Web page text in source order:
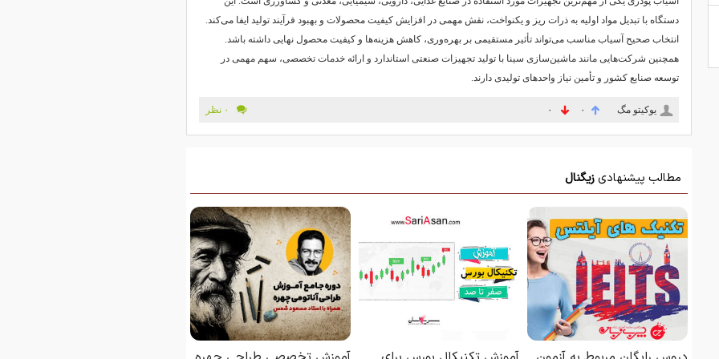
دستگاه با تبدیل مواد اولیه به ذرات ریز و یکنواخت، نقش مهمی در افزایش کیفیت محصولات و بهبود فرآیند تولید ایفا می‌کند.
انتخاب صحیح آسیاب مناسب می‌تواند تأثیر مستقیمی بر بهره‌وری، کاهش هزینه‌ها و کیفیت محصول نهایی داشته باشد.
همچنین شرکت‌هایی مانند ماشین‌سازی سینا با تولید تجهیزات صنعتی استاندارد و ارائه خدمات تخصصی، سهم مهمی در
توسعه صنایع کشور و تأمین نیاز واحدهای تولیدی دارند.
یوکیتو مگ ۰ ۰ ۰ نظر